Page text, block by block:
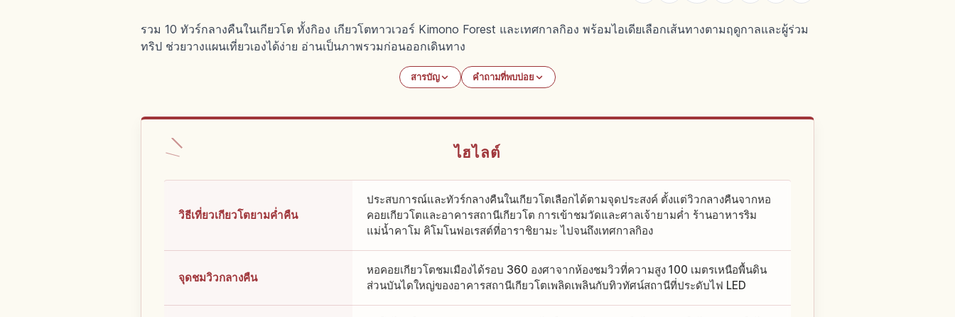
รวม 10 ทัวร์กลางคืนในเกียวโต ทั้งกิอง เกียวโตทาวเวอร์ Kimono Forest และเทศกาลกิอง พร้อมไอเดียเลือกเส้นทางตามฤดูกาลและผู้ร่วม
ทริป ช่วยวางแผนเที่ยวเองได้ง่าย อ่านเป็นภาพรวมก่อนออกเดินทาง
สารบัญ คำถามที่พบบ่อย
ไฮไลต์
วิธีเที่ยวเกียวโตยามค่ำคืน
ประสบการณ์และทัวร์กลางคืนในเกียวโตเลือกได้ตามจุดประสงค์ ตั้งแต่วิวกลางคืนจากหอ
คอยเกียวโตและอาคารสถานีเกียวโต การเข้าชมวัดและศาลเจ้ายามค่ำ ร้านอาหารริม
แม่น้ำคาโม คิโมโนฟอเรสต์ที่อาราชิยามะ ไปจนถึงเทศกาลกิอง
จุดชมวิวกลางคืน
หอคอยเกียวโตชมเมืองได้รอบ 360 องศาจากห้องชมวิวที่ความสูง 100 เมตรเหนือพื้นดิน
ส่วนบันไดใหญ่ของอาคารสถานีเกียวโตเพลิดเพลินกับทิวทัศน์สถานีที่ประดับไฟ LED